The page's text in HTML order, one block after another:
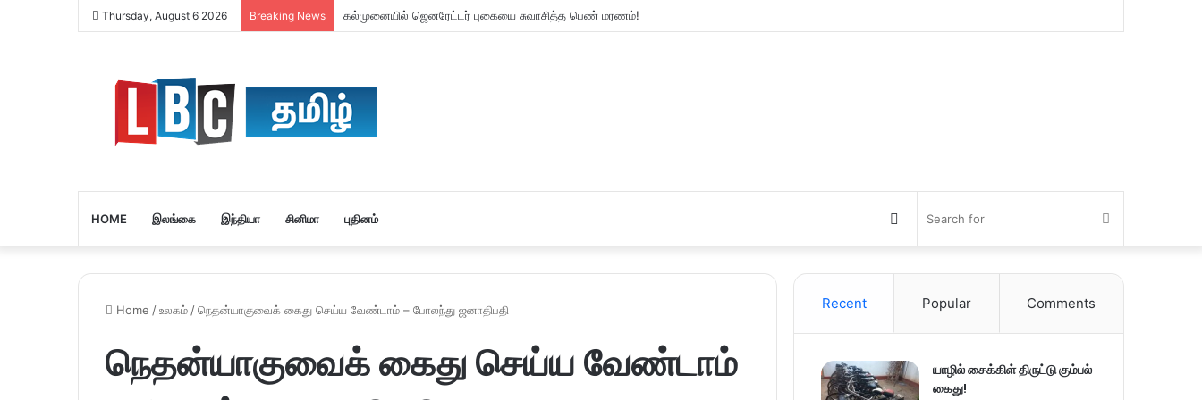
Thursday, August 6 2026 Breaking News கல்முனையில் ஜெனரேட்டர் புகையை சுவாசித்த பெண் மரணம்!
HOME இலங்கை இந்தியா சினிமா புதினம்
for
Switch
skin
Home /உலகம் /நெதன்யாகுவைக் கைது செய்ய வேண்டாம் – போலந்து ஜனாதிபதி
நெதன்யாகுவைக் கைது செய்ய வேண்டாம்
Recent Popular Comments
யாழில் சைக்கிள் திருட்டு கும்பல்
கைது!